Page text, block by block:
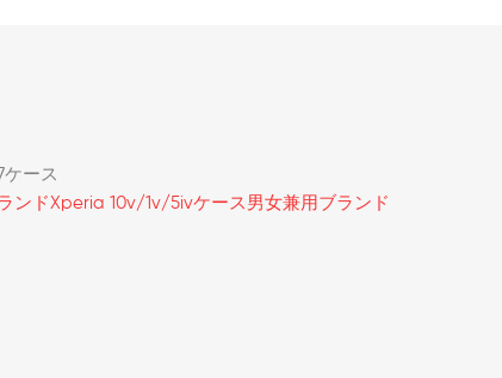
ケース
ンドxperia 10v/1v/5ivケース男女兼用ブランド